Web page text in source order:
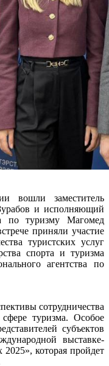
вошли заместитель
и исполняющий
по туризму Магомед
приняли участие
туристских услуг
спорта и туризма
агентства по
сотрудничества
туризма. Особое
субъектов
выставке-
которая пройдет